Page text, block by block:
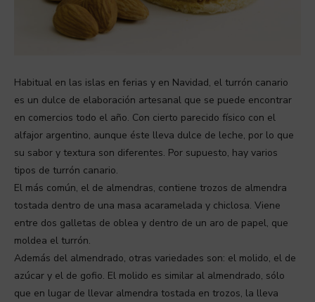
Habitual en las islas en ferias y en Navidad, el turrón canario
es un dulce de elaboración artesanal que se puede encontrar
en comercios todo el año. Con cierto parecido físico con el
alfajor argentino, aunque éste lleva dulce de leche, por lo que
su sabor y textura son diferentes. Por supuesto, hay varios
tipos de turrón canario.
El más común, el de almendras, contiene trozos de almendra
tostada dentro de una masa acaramelada y chiclosa. Viene
entre dos galletas de oblea y dentro de un aro de papel, que
moldea el turrón.
Además del almendrado, otras variedades son: el molido, el de
azúcar y el de gofio. El molido es similar al almendrado, sólo
que en lugar de llevar almendra tostada en trozos, la lleva